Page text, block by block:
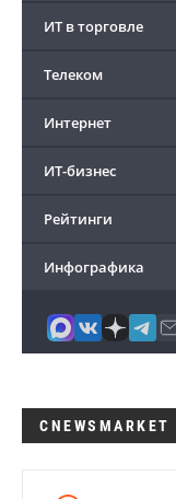
ИТ в торговле
Телеком
Интернет
ИТ-бизнес
Рейтинги
Инфографика
CNEWSMARKET